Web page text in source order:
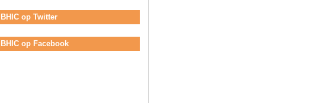
BHIC op Twitter
BHIC op Facebook